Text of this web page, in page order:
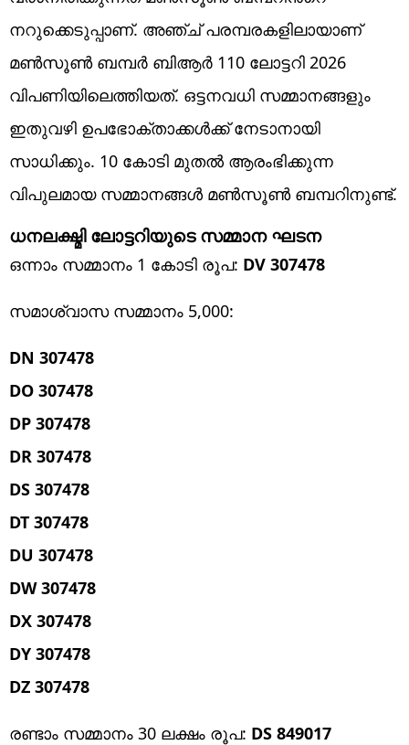
നറുക്കെടുപ്പാണ്. അഞ്ച് പരമ്പരകളിലായാണ്
മൺസൂൺ ബമ്പർ ബിആർ 110 ലോട്ടറി 2026
വിപണിയിലെത്തിയത്. ഒട്ടനവധി സമ്മാനങ്ങളും
ഇതുവഴി ഉപഭോക്താക്കൾക്ക് നേടാനായി
സാധിക്കും. 10 കോടി മുതൽ ആരംഭിക്കുന്ന
വിപുലമായ സമ്മാനങ്ങൾ മൺസൂൺ ബമ്പറിനുണ്ട്.
ധനലക്ഷ്മി ലോട്ടറിയുടെ സമ്മാന ഘടന
ഒന്നാം സമ്മാനം 1 കോടി രൂപ: DV 307478
സമാശ്വാസ സമ്മാനം 5,000:
DN 307478
DO 307478
DP 307478
DR 307478
DS 307478
DT 307478
DU 307478
DW 307478
DX 307478
DY 307478
DZ 307478
രണ്ടാം സമ്മാനം 30 ലക്ഷം രൂപ: DS 849017